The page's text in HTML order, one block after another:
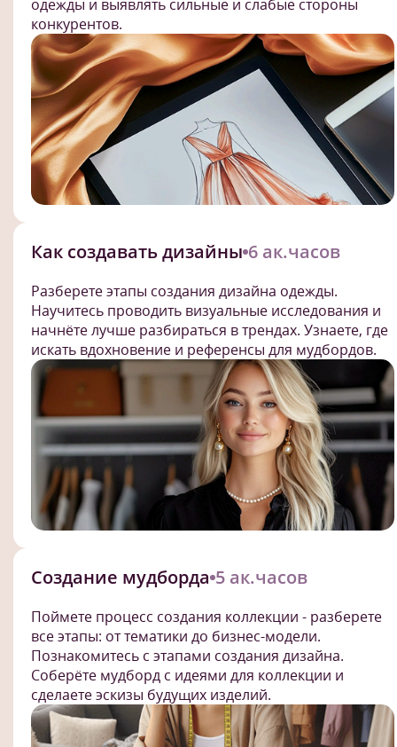
одежды и выявлять сильные и слабые стороны
конкурентов.
Как создавать дизайны 6 ак.часов
Разберете этапы создания дизайна одежды.
Научитесь проводить визуальные исследования и
начнёте лучше разбираться в трендах. Узнаете, где
искать вдохновение и референсы для мудбордов.
Создание мудборда 5 ак.часов
Поймете процесс создания коллекции - разберете
все этапы: от тематики до бизнес-модели.
Познакомитесь с этапами создания дизайна.
Соберёте мудборд с идеями для коллекции и
сделаете эскизы будущих изделий.